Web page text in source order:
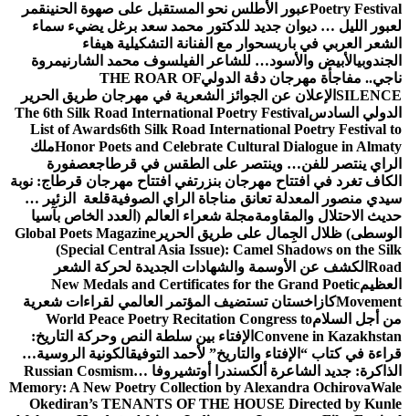
Poetry Festivalعبور الأطلس نحو المستقبل على صهوة الحنينقمر
لعبور الليل … ديوان جديد للدكتور محمد سعد برغل يضيء سماء
الشعر العربي في باريسحوار مع الفنانة التشكيلية هيفاء
الجندوبيالأبيض والأسود… للشاعر الفيلسوف محمد الشارنيمروة
ناجي.. مفاجأة مهرجان دڨة الدوليTHE ROAR OF
SILENCE الإعلان عن الجوائز الشعرية في مهرجان طريق الحرير
الدولي السادسThe 6th Silk Road International Poetry Festival
List of Awards6th Silk Road International Poetry Festival to
Honor Poets and Celebrate Cultural Dialogue in Almatyملك
الراي ينتصر للفن… وينتصر على الطقس في قرطاجعصفورة
الكاف تغرد في افتتاح مهرجان بنزرتفي افتتاح مهرجان قرطاج: نوبة
سيدي منصور المعدلة تعانق مناجاة الراي الصوفيةقلعة الزئير …
حديث الاحتلال والمقاومةمجلة شعراء العالم (العدد الخاص بآسيا
الوسطى) ظلال الجِمال على طريق الحرير Global Poets Magazine
(Special Central Asia Issue): Camel Shadows on the Silk
Road الكشف عن الأوسمة والشهادات الجديدة لحركة الشعر
العظيمNew Medals and Certificates for the Grand Poetic
Movementكازاخستان تستضيف المؤتمر العالمي لقراءات شعرية
من أجل السلامWorld Peace Poetry Recitation Congress to
Convene in Kazakhstan الإفتاء بين سلطة النص وحركة التاريخ:
قراءة في كتاب “الإفتاء والتاريخ” لأحمد التوفيقالكونية الروسية…
الذاكرة: جديد الشاعرة ألكسندرا أوتشيروفا Russian Cosmism…
Memory: A New Poetry Collection by Alexandra OchirovaWale
Okediran’s TENANTS OF THE HOUSE Directed by Kunle